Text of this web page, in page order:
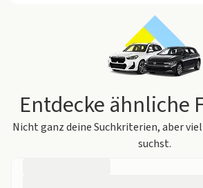
Entdecke ähnliche
Nicht ganz deine Suchkriterien, aber
suchst.